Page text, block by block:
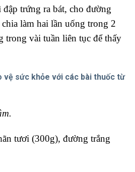
trứng ra bát, cho đường
làm hai lần uống trong 2
trong vài tuần liên tục để thấy
vệ sức khỏe với các bài thuốc từ
tươi (300g), đường trắng